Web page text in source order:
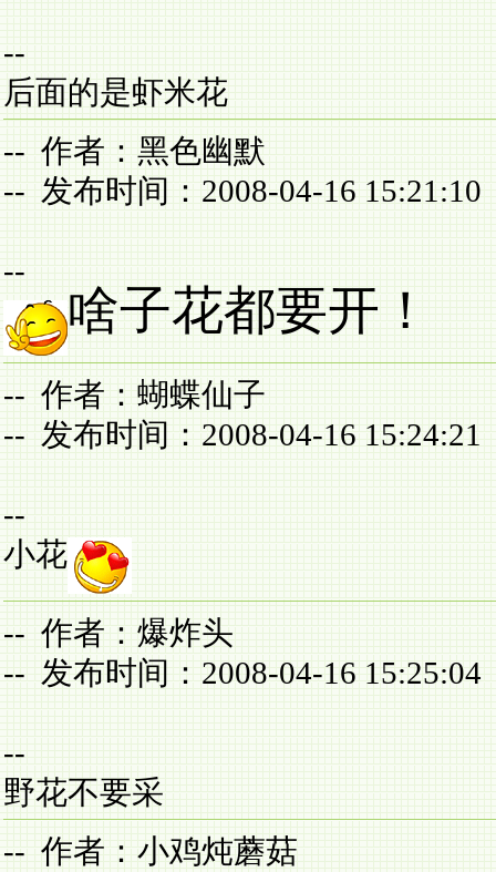
--
后面的是虾米花
-- 作者：黑色幽默
-- 发布时间：2008-04-16 15:21:10
--
啥子花都要开！
-- 作者：蝴蝶仙子
-- 发布时间：2008-04-16 15:24:21
--
小花
-- 作者：爆炸头
-- 发布时间：2008-04-16 15:25:04
--
野花不要采
-- 作者：小鸡炖蘑菇